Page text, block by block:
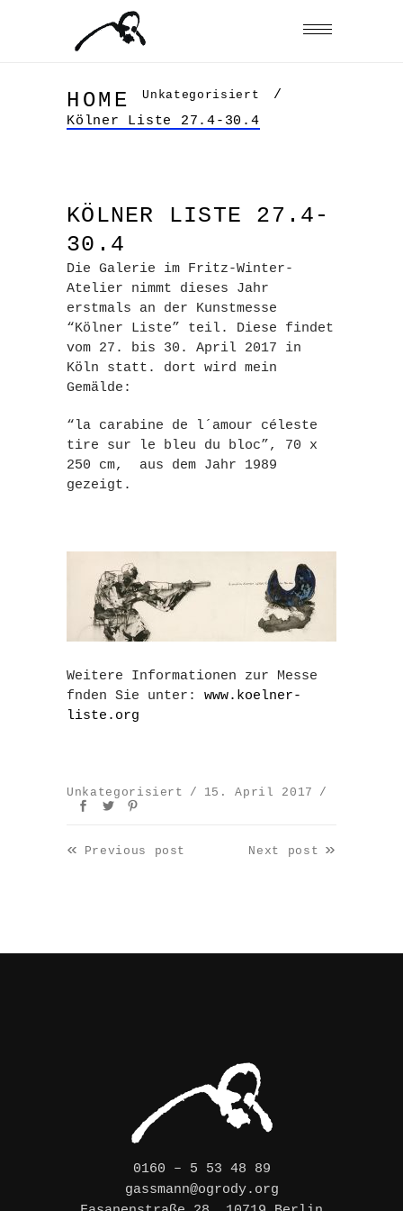
HOME Unkategorisiert
/
Kölner Liste 27.4-30.4
KÖLNER LISTE 27.4-
30.4
Die Galerie im Fritz-Winter-
Atelier nimmt dieses Jahr
erstmals an der Kunstmesse
“Kölner Liste” teil. Diese findet
vom 27. bis 30. April 2017 in
Köln statt. dort wird mein
Gemälde:
“la carabine de l´amour céleste
tire sur le bleu du bloc”, 70 x
250 cm, aus dem Jahr 1989
gezeigt.
Weitere Informationen zur Messe
fnden Sie unter: www.koelner-
liste.org
Unkategorisiert 15. April 2017
« Previous post Next post »
0160 – 5 53 48 89
gassmann@ogrody.org